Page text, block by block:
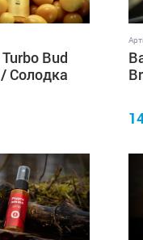
Bud
Солодка